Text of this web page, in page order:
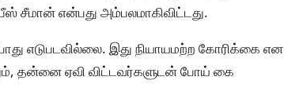
பீஸ் சீமான் என்பது அம்பலமாகிவிட்டது.
எடுபடவில்லை. இது நியாயமற்ற கோரிக்கை என
தன்னை ஏவி விட்டவர்களுடன் போய் கை